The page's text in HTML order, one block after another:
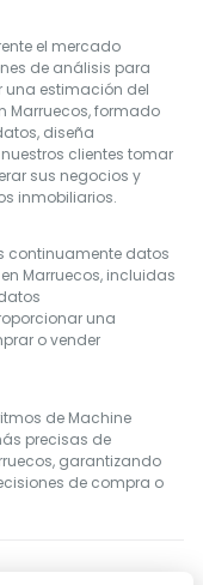
el mercado
de análisis para
una estimación del
Marruecos, formado
diseña
clientes tomar
sus negocios y
inmobiliarios.
continuamente datos
Marruecos, incluidas
una
o vender
de Machine
precisas de
garantizando
de compra o